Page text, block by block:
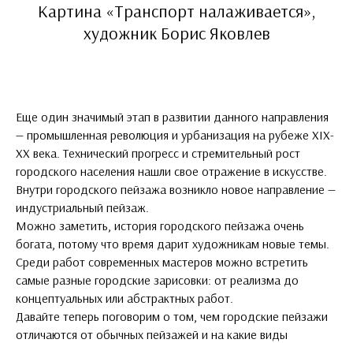
Картина «Транспорт налаживается»,
художник Борис Яковлев
Еще один значимый этап в развитии данного направления
— промышленная революция и урбанизация на рубеже XIX-
XX века. Технический прогресс и стремительный рост
городского населения нашли свое отражение в искусстве.
Внутри городского пейзажа возникло новое направление —
индустриальный пейзаж.
Можно заметить, история городского пейзажа очень
богата, потому что время дарит художникам новые темы.
Среди работ современных мастеров можно встретить
самые разные городские зарисовки: от реализма до
концептуальных или абстрактных работ.
Давайте теперь поговорим о том, чем городские пейзажи
отличаются от обычных пейзажей и на какие виды